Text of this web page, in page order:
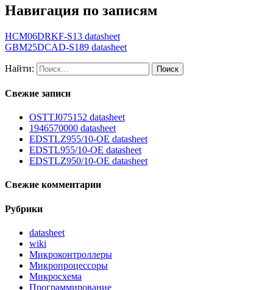
Навигация по записям
HCM06DRKF-S13 datasheet
GBM25DCAD-S189 datasheet
Найти:
Свежие записи
OSTTJ075152 datasheet
1946570000 datasheet
EDSTLZ955/10-OE datasheet
EDSTL955/10-OE datasheet
EDSTLZ950/10-OE datasheet
Свежие комментарии
Рубрики
datasheet
wiki
Микроконтроллеры
Микропроцессоры
Микросхема
Программирование